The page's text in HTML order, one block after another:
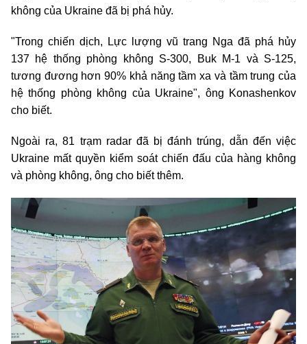
không của Ukraine đã bị phá hủy.
"Trong chiến dịch, Lực lượng vũ trang Nga đã phá hủy
137 hệ thống phòng không S-300, Buk M-1 và S-125,
tương đương hơn 90% khả năng tầm xa và tầm trung của
hệ thống phòng không của Ukraine", ông Konashenkov
cho biết.
Ngoài ra, 81 trạm radar đã bị đánh trúng, dẫn đến việc
Ukraine mất quyền kiểm soát chiến đấu của hàng không
và phòng không, ông cho biết thêm.